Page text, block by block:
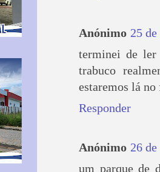
Anónimo 25
terminei de ler
trabuco
estaremos lá no
Responder
Anónimo 26
um parque de